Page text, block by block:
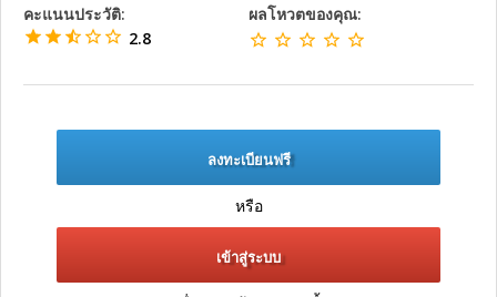
คะแนนประวัติ:
2.8
ผลโหวตของคุณ:
ลงทะเบียนฟรี
หรือ
เข้าสู่ระบบ